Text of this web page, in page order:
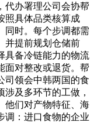
代办署理公司会协帮
照具体品类核算成
同时。每个步调都需
并提前规划仓储前
具备冷链能力的物流
面对整改或退货。帮
司领会中韩两国的食
及多环节的工做，
他们对产物特征、海
调：进口食物的企业